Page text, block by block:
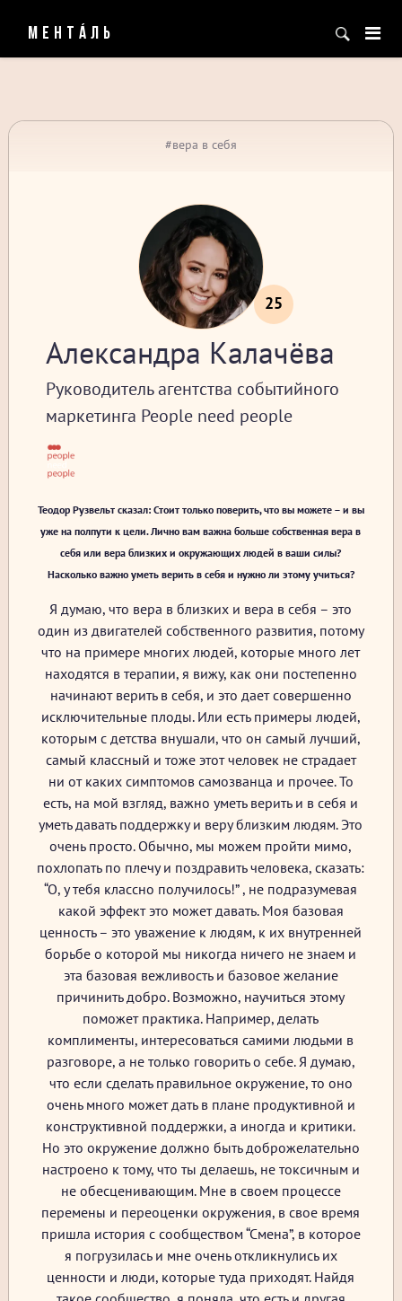
МЕНТÁЛЬ
#вера в себя
25
Александра Калачёва
Руководитель агентства событийного
маркетинга People need people
Теодор Рузвельт сказал: Стоит только поверить, что вы можете – и вы
уже на полпути к цели. Лично вам важна больше собственная вера в
себя или вера близких и окружающих людей в ваши силы?
Насколько важно уметь верить в себя и нужно ли этому учиться?
Я думаю, что вера в близких и вера в себя – это
один из двигателей собственного развития, потому
что на примере многих людей, которые много лет
находятся в терапии, я вижу, как они постепенно
начинают верить в себя, и это дает совершенно
исключительные плоды. Или есть примеры людей,
которым с детства внушали, что он самый лучший,
самый классный и тоже этот человек не страдает
ни от каких симптомов самозванца и прочее. То
есть, на мой взгляд, важно уметь верить и в себя и
уметь давать поддержку и веру близким людям. Это
очень просто. Обычно, мы можем пройти мимо,
похлопать по плечу и поздравить человека, сказать:
“О, у тебя классно получилось!” , не подразумевая
какой эффект это может давать. Моя базовая
ценность – это уважение к людям, к их внутренней
борьбе о которой мы никогда ничего не знаем и
эта базовая вежливость и базовое желание
причинить добро. Возможно, научиться этому
поможет практика. Например, делать
комплименты, интересоваться самими людьми в
разговоре, а не только говорить о себе. Я думаю,
что если сделать правильное окружение, то оно
очень много может дать в плане продуктивной и
конструктивной поддержки, а иногда и критики.
Но это окружение должно быть доброжелательно
настроено к тому, что ты делаешь, не токсичным и
не обесценивающим. Мне в своем процессе
перемены и переоценки окружения, в свое время
пришла история с сообществом “Смена”, в которое
я погрузилась и мне очень откликнулись их
ценности и люди, которые туда приходят. Найдя